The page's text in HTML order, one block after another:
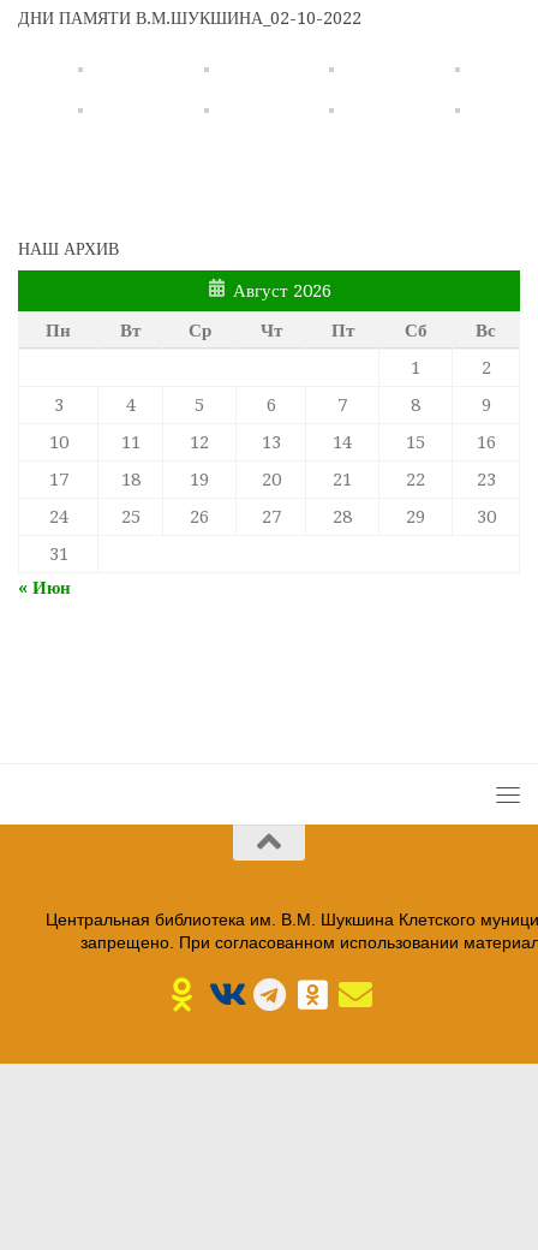
ДНИ ПАМЯТИ В.М.ШУКШИНА_02-10-2022
НАШ АРХИВ
Август 2026
Пн
Вт Ср Чт Пт Сб
Вс
1
2
3
4 5 6 7 8
9
10
11 12 13 14 15
16
17
18 19 20 21 22
23
24
25 26 27 28 29
30
31
« Июн
Центральная библиотека им. В.М. Шукшина Клетского
запрещено. При согласованном использовании